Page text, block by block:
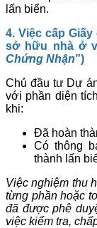
lấn biển.
4. Việc cấp
sở hữu nhà ở
Chứng Nhận”)
Chủ đầu tư Dự
với phần diện
khi:
Đã hoàn
Có thông
thành lấn
Việc nghiệm thu
từng phần hoặc
đã được phê
việc kiểm tra,